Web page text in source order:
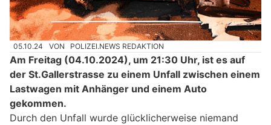
05.10.24 VON POLIZEI.NEWS REDAKTION
Am Freitag (04.10.2024), um 21:30 Uhr, ist es auf
der St.Gallerstrasse zu einem Unfall zwischen einem
Lastwagen mit Anhänger und einem Auto
gekommen.
Durch den Unfall wurde glücklicherweise niemand